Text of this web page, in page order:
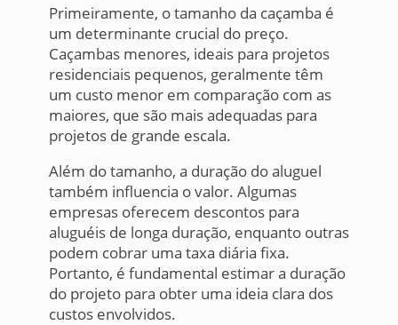
Primeiramente, o tamanho da caçamba é
um determinante crucial do preço.
Caçambas menores, ideais para projetos
residenciais pequenos, geralmente têm
um custo menor em comparação com as
maiores, que são mais adequadas para
projetos de grande escala.
Além do tamanho, a duração do aluguel
também influencia o valor. Algumas
empresas oferecem descontos para
aluguéis de longa duração, enquanto outras
podem cobrar uma taxa diária fixa.
Portanto, é fundamental estimar a duração
do projeto para obter uma ideia clara dos
custos envolvidos.